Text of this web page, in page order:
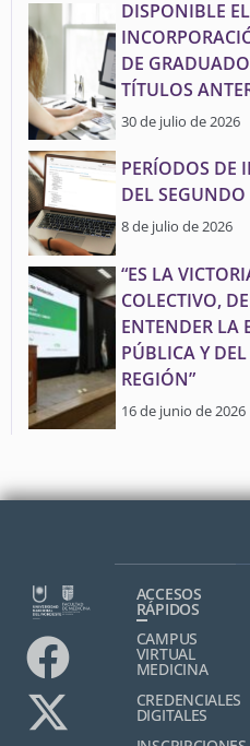
DISPONIBLE
DE
TÍTULOS
30 de julio de 2026
PERÍODOS DE
DEL SEGUNDO
8 de julio de 2026
“ES LA
COLECTIVO,
ENTENDER LA
PÚBLICA Y
REGIÓN”
16 de junio de 2026
ACCESOS
RÁPIDOS
CAMPUS
VIRTUAL
MEDICINA
CREDENCIALES
DIGITALES